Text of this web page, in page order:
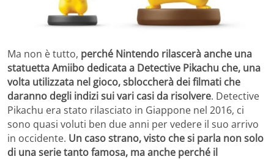
Ma non è tutto, perché Nintendo rilascerà anche una
statuetta Amiibo dedicata a Detective Pikachu che, una
volta utilizzata nel gioco, sbloccherà dei filmati che
daranno degli indizi sui vari casi da risolvere. Detective
Pikachu era stato rilasciato in Giappone nel 2016, ci
sono quasi voluti ben due anni per vedere il suo arrivo
in occidente. Un caso strano, visto che si parla non solo
di una serie tanto famosa, ma anche perché il